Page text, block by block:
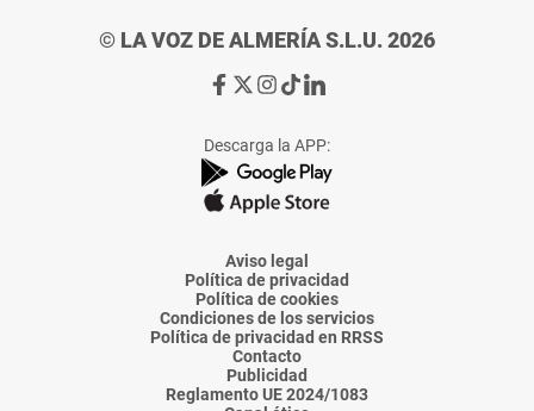
© LA VOZ DE ALMERÍA S.L.U. 2026
Ir
de
La
Voz
Almería
Ir
de
La
Voz
Almería
Ir
de
La
Voz
Almería
Ir
de
La
Voz
Almería
Ir
de
La
Voz
Descarga la APP:
Aviso legal
Política de privacidad
Política de cookies
Condiciones de los servicios
Política de privacidad en RRSS
Contacto
Publicidad
Reglamento UE 2024/1083